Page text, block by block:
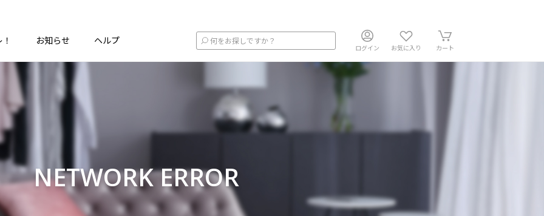
お知らせ ヘルプ
ログイン お気に入り カート
NETWORK ERROR